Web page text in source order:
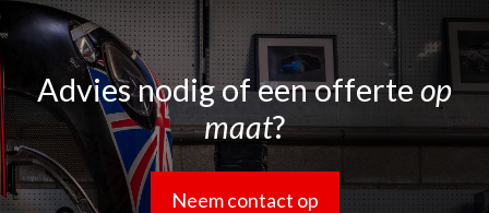
Advies nodig of een offerteop
maat?
Neem contact op